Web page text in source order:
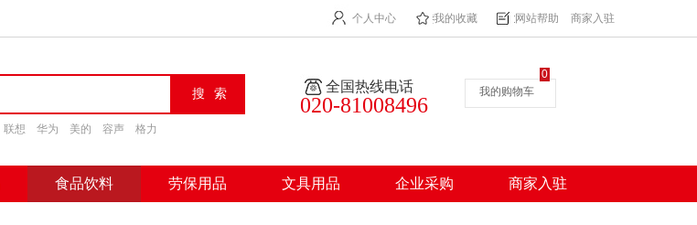
个人中心 我的收藏 网站帮助 商家入驻
联想 华为 美的 容声 格力
全国热线电话
020-81008496
我的购物车
0
食品饮料 劳保用品 文具用品 企业采购 商家入驻